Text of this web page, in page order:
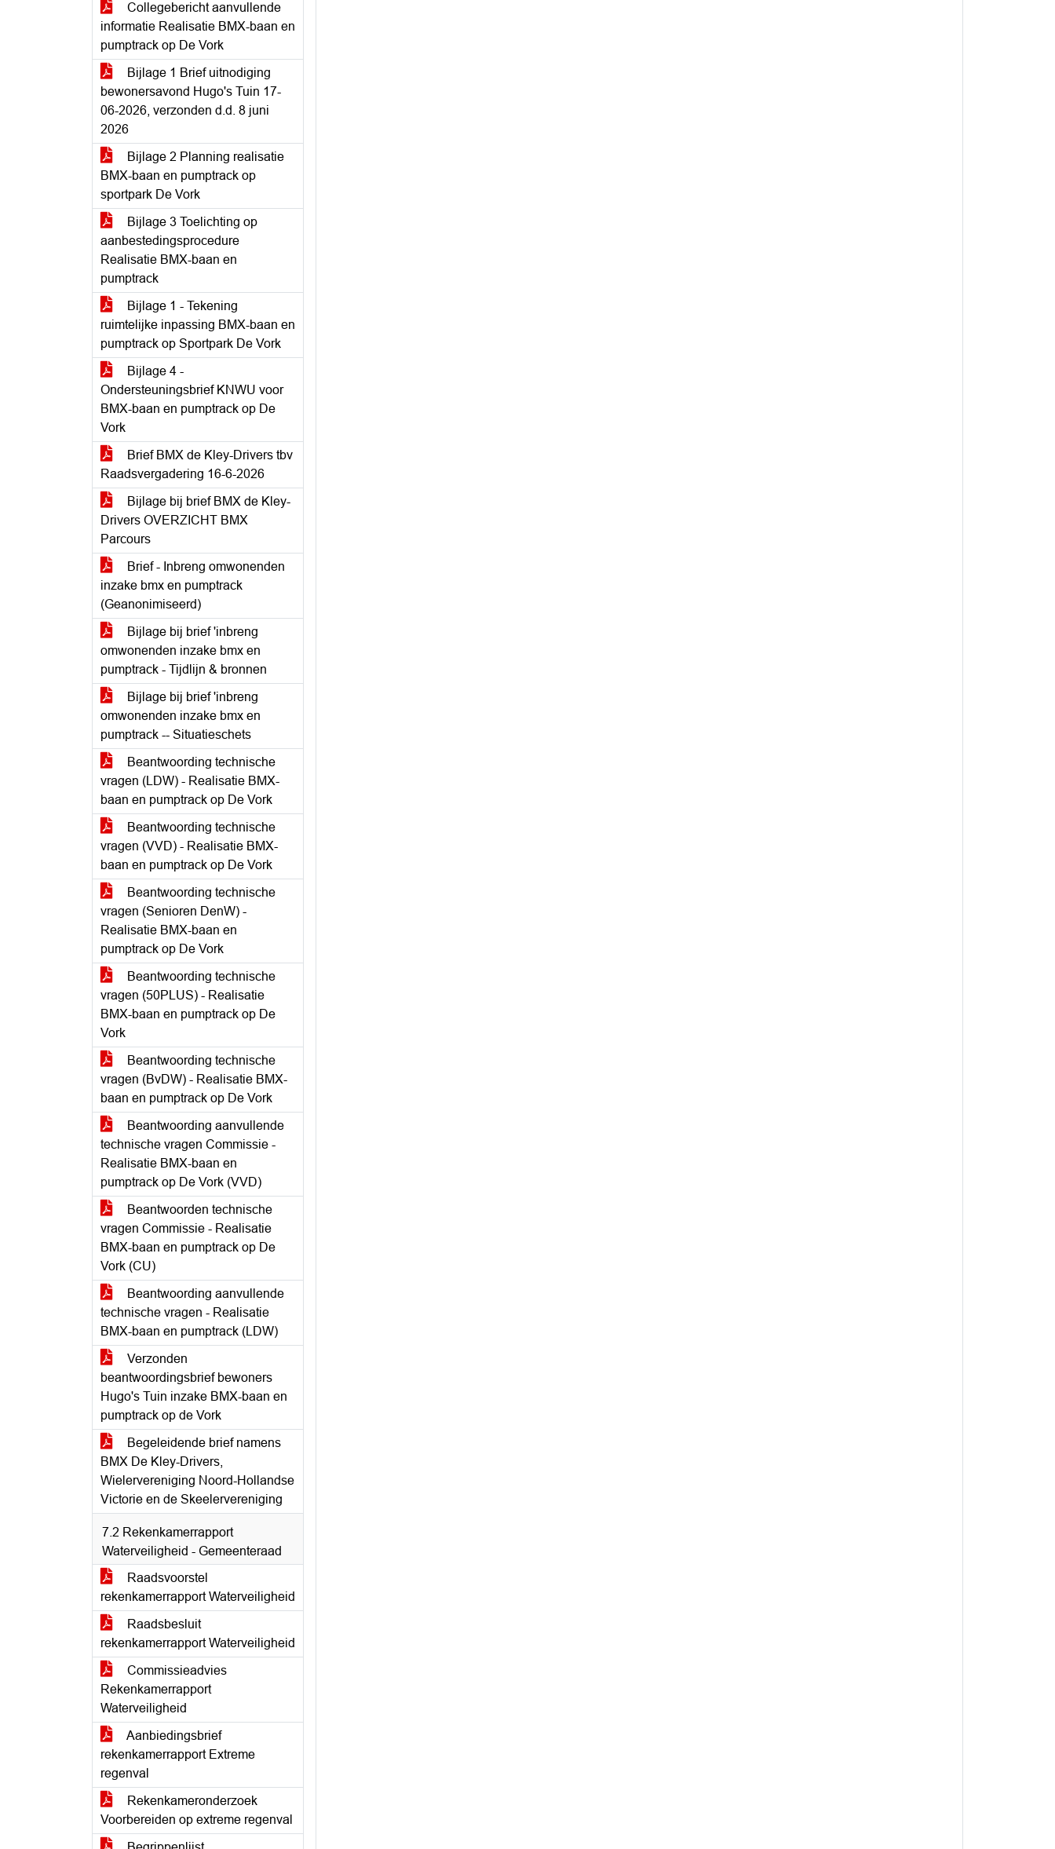
Collegebericht aanvullende
informatie Realisatie BMX-baan en
pumptrack op De Vork
Bijlage 1 Brief uitnodiging
bewonersavond Hugo's Tuin 17-
06-2026, verzonden d.d. 8 juni
2026
Bijlage 2 Planning realisatie
BMX-baan en pumptrack op
sportpark De Vork
Bijlage 3 Toelichting op
aanbestedingsprocedure
Realisatie BMX-baan en
pumptrack
Bijlage 1 - Tekening
ruimtelijke inpassing BMX-baan en
pumptrack op Sportpark De Vork
Bijlage 4 -
Ondersteuningsbrief KNWU voor
BMX-baan en pumptrack op De
Vork
Brief BMX de Kley-Drivers tbv
Raadsvergadering 16-6-2026
Bijlage bij brief BMX de Kley-
Drivers OVERZICHT BMX
Parcours
Brief - Inbreng omwonenden
inzake bmx en pumptrack
(Geanonimiseerd)
Bijlage bij brief 'inbreng
omwonenden inzake bmx en
pumptrack - Tijdlijn & bronnen
Bijlage bij brief 'inbreng
omwonenden inzake bmx en
pumptrack -- Situatieschets
Beantwoording technische
vragen (LDW) - Realisatie BMX-
baan en pumptrack op De Vork
Beantwoording technische
vragen (VVD) - Realisatie BMX-
baan en pumptrack op De Vork
Beantwoording technische
vragen (Senioren DenW) -
Realisatie BMX-baan en
pumptrack op De Vork
Beantwoording technische
vragen (50PLUS) - Realisatie
BMX-baan en pumptrack op De
Vork
Beantwoording technische
vragen (BvDW) - Realisatie BMX-
baan en pumptrack op De Vork
Beantwoording aanvullende
technische vragen Commissie -
Realisatie BMX-baan en
pumptrack op De Vork (VVD)
Beantwoorden technische
vragen Commissie - Realisatie
BMX-baan en pumptrack op De
Vork (CU)
Beantwoording aanvullende
technische vragen - Realisatie
BMX-baan en pumptrack (LDW)
Verzonden
beantwoordingsbrief bewoners
Hugo's Tuin inzake BMX-baan en
pumptrack op de Vork
Begeleidende brief namens
BMX De Kley-Drivers,
Wielervereniging Noord-Hollandse
Victorie en de Skeelervereniging
7.2 Rekenkamerrapport
Waterveiligheid - Gemeenteraad
Raadsvoorstel
rekenkamerrapport Waterveiligheid
Raadsbesluit
rekenkamerrapport Waterveiligheid
Commissieadvies
Rekenkamerrapport
Waterveiligheid
Aanbiedingsbrief
rekenkamerrapport Extreme
regenval
Rekenkameronderzoek
Voorbereiden op extreme regenval